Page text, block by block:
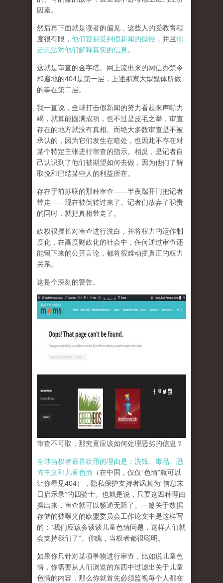
因素。
然后再下面就是读者的偏见，这些人的受教育程
度很有限， 他们容易受到假新闻的操控 ，并且 你
还无法对他们解释真实的信息 。
这就是审查的金字塔。网上流出来的网信办禁令
和遍地的404是第一层，上述那家大型媒体所做
的事在第二层。
我一直说，全球打击假新闻的努力看起来声嘶力
竭，就算能圆满成功，也不过是皮毛之举，审查
存在的地方就没有真相。而绝大多数审查是不被
承认的，因为它们发生在暗处，也因此不存在对
某个特定主张进行审查的指示。相反，是记者自
己认识到了他们被期望如何去做，因为他们了解
取悦和巴结某些人的利益所在。
存在于前苏联的那种审查——半夜踹开门把记者
带走——现在被倒转过来了。记者们放弃了职责
的同时，就把真相带走了。
政权很擅长对审查进行洗白，并将权力的运作制
度化，在高度财政化的社会中，任何通过审查还
能留下来的公开言论，都将很难动摇真正的权力
关系。
这是个深刻的警告。
审查不可取，那究竟应该如何处理恶劣的信息？
全球当权者最喜欢用的理由是：洗钱、毒品、恐
怖主义和儿童色情 （在中国，仅仅“色情”就可以
让你看见404），隐私保护支持者讽其为“信息末
日启示录”的四骑士。也就是说，只要这四种理由
摆出来，审查就可以畅通无阻了。一篇关于数据
存储的被曝光的欧盟委员会工作论文中是这样写
的：“我们应该多谈谈儿童色情问题，这样人们就
会支持我们了”。你瞧，当权者都很聪明。
如果你只针对某项事物进行审查，比如说儿童色
情，你需要从人们浏览的东西中过滤出关于儿童
色情的内容，那么你就首先必须监视每个人都在